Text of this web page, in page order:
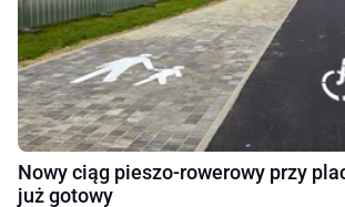
Nowy ciąg pieszo-rowerowy przy
już gotowy